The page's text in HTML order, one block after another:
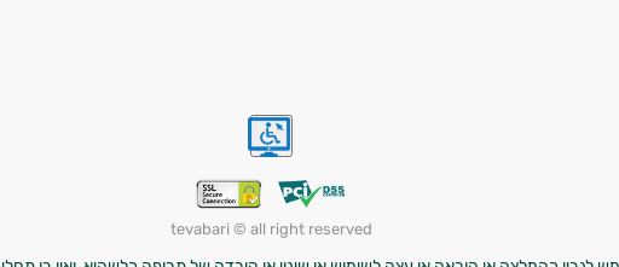
tevabari © all right reserved